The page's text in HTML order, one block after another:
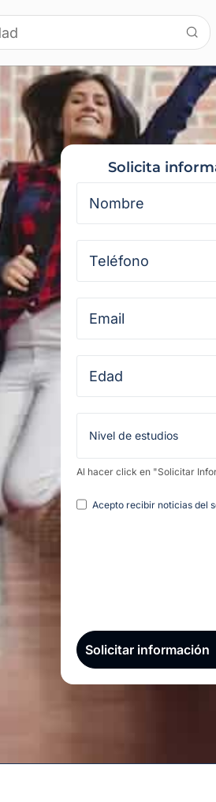
Solicita
Al hacer click en "Solicitar
Acepto recibir noticias del